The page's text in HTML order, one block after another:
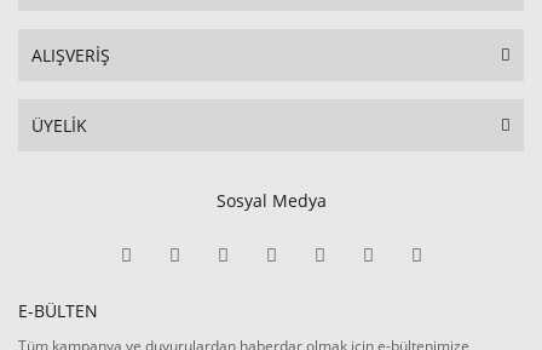
ALIŞVERİŞ
ÜYELİK
Sosyal Medya
E-BÜLTEN
Tüm kampanya ve duyurulardan haberdar olmak için e-bültenimize